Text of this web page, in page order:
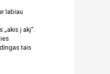
labiau
į akį“.
tais